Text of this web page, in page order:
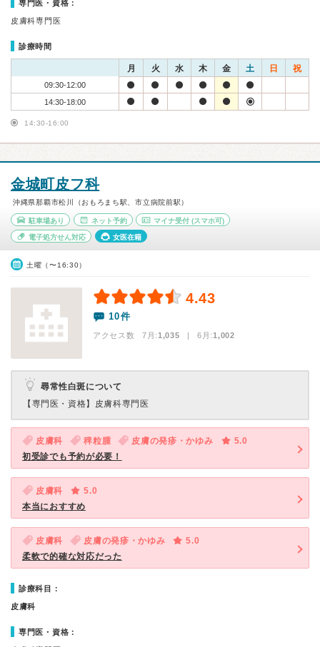
専門医・資格：
皮膚科専門医
診療時間
月 火 水 木 金 土 日 祝
09:30-12:00
14:30-18:00
14:30-16:00
金城町皮フ科
沖縄県那覇市松川（おもろまち駅、市立病院前駅）
駐車場あり ネット予約 マイナ受付 (スマホ可)
電子処方せん対応 女医在籍
土曜（〜16:30）
4.43
10件
アクセス数 7月:1,035 | 6月:1,002
尋常性白斑について
【専門医・資格】 皮膚科専門医
皮膚科 稗粒腫 皮膚の発疹・かゆみ
5.0
初受診でも予約が必要！
皮膚科
5.0
本当におすすめ
皮膚科 皮膚の発疹・かゆみ
5.0
柔軟で的確な対応だった
診療科目：
皮膚科
専門医・資格：